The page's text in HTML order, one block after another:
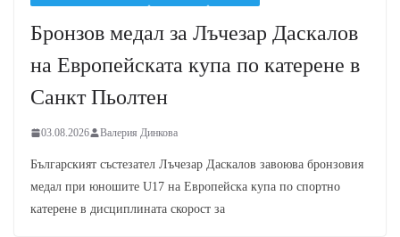
Бронзов медал за Лъчезар Даскалов
на Европейската купа по катерене в
Санкт Пьолтен
03.08.2026 Валерия Динкова
Българският състезател Лъчезар Даскалов завоюва бронзовия
медал при юношите U17 на Европейска купа по спортно
катерене в дисциплината скорост за